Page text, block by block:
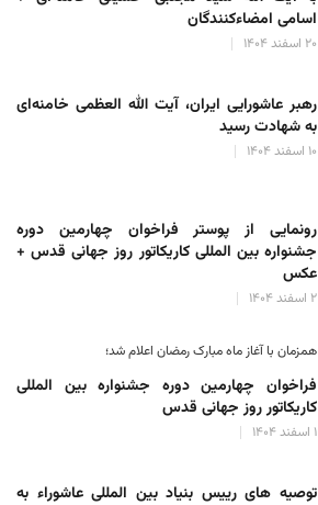
اسامی امضاءکنندگان
۲۰ اسفند ۱۴۰۴
رهبر عاشورایی ایران، آیت الله العظمی خامنه‌ای
به شهادت رسید
۱۰ اسفند ۱۴۰۴
رونمایی از پوستر فراخوان چهارمین دوره
جشنواره بین المللی کاریکاتور روز جهانی قدس +
عکس
۲ اسفند ۱۴۰۴
همزمان با آغاز ماه مبارک رمضان اعلام شد؛
فراخوان چهارمین دوره جشنواره بین المللی
کاریکاتور روز جهانی قدس
۱ اسفند ۱۴۰۴
توصیه های رییس بنیاد بین المللی عاشوراء به